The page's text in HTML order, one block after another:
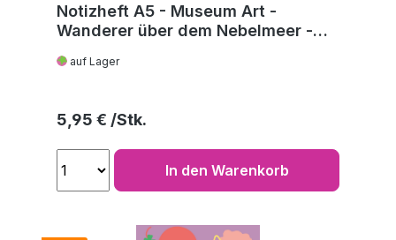
Notizheft A5 - Museum Art -
Wanderer über dem Nebelmeer -
auf Lager
Regulärer Preis:
5,95 €
In den Warenkorb